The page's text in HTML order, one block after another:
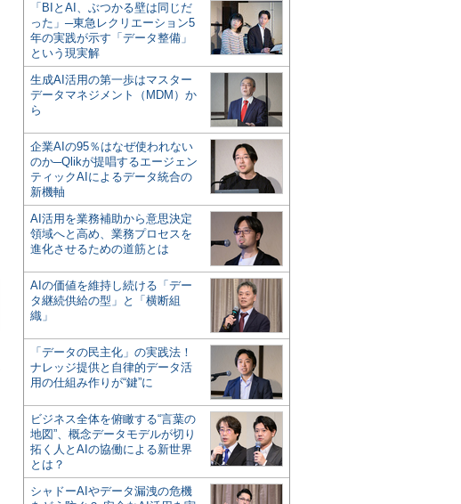
「BIとAI、ぶつかる壁は同じだ
った」─東急レクリエーション5
年の実践が示す「データ整備」
という現実解
生成AI活用の第一歩はマスター
データマネジメント（MDM）か
ら
企業AIの95％はなぜ使われない
のか─Qlikが提唱するエージェン
ティックAIによるデータ統合の
新機軸
AI活用を業務補助から意思決定
領域へと高め、業務プロセスを
進化させるための道筋とは
AIの価値を維持し続ける「デー
タ継続供給の型」と「横断組
織」
「データの民主化」の実践法！
ナレッジ提供と自律的データ活
用の仕組み作りが“鍵”に
ビジネス全体を俯瞰する“言葉の
地図”、概念データモデルが切り
拓く人とAIの協働による新世界
とは？
シャドーAIやデータ漏洩の危機